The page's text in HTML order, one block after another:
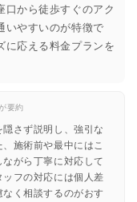
口から徒歩すぐのアク
いやすいのが特徴で
に応える料金プランを
要約
さず説明し、強引な
施術前や最中にはこ
がら丁寧に対応して
フの対応には個人差
く相談するのがおす